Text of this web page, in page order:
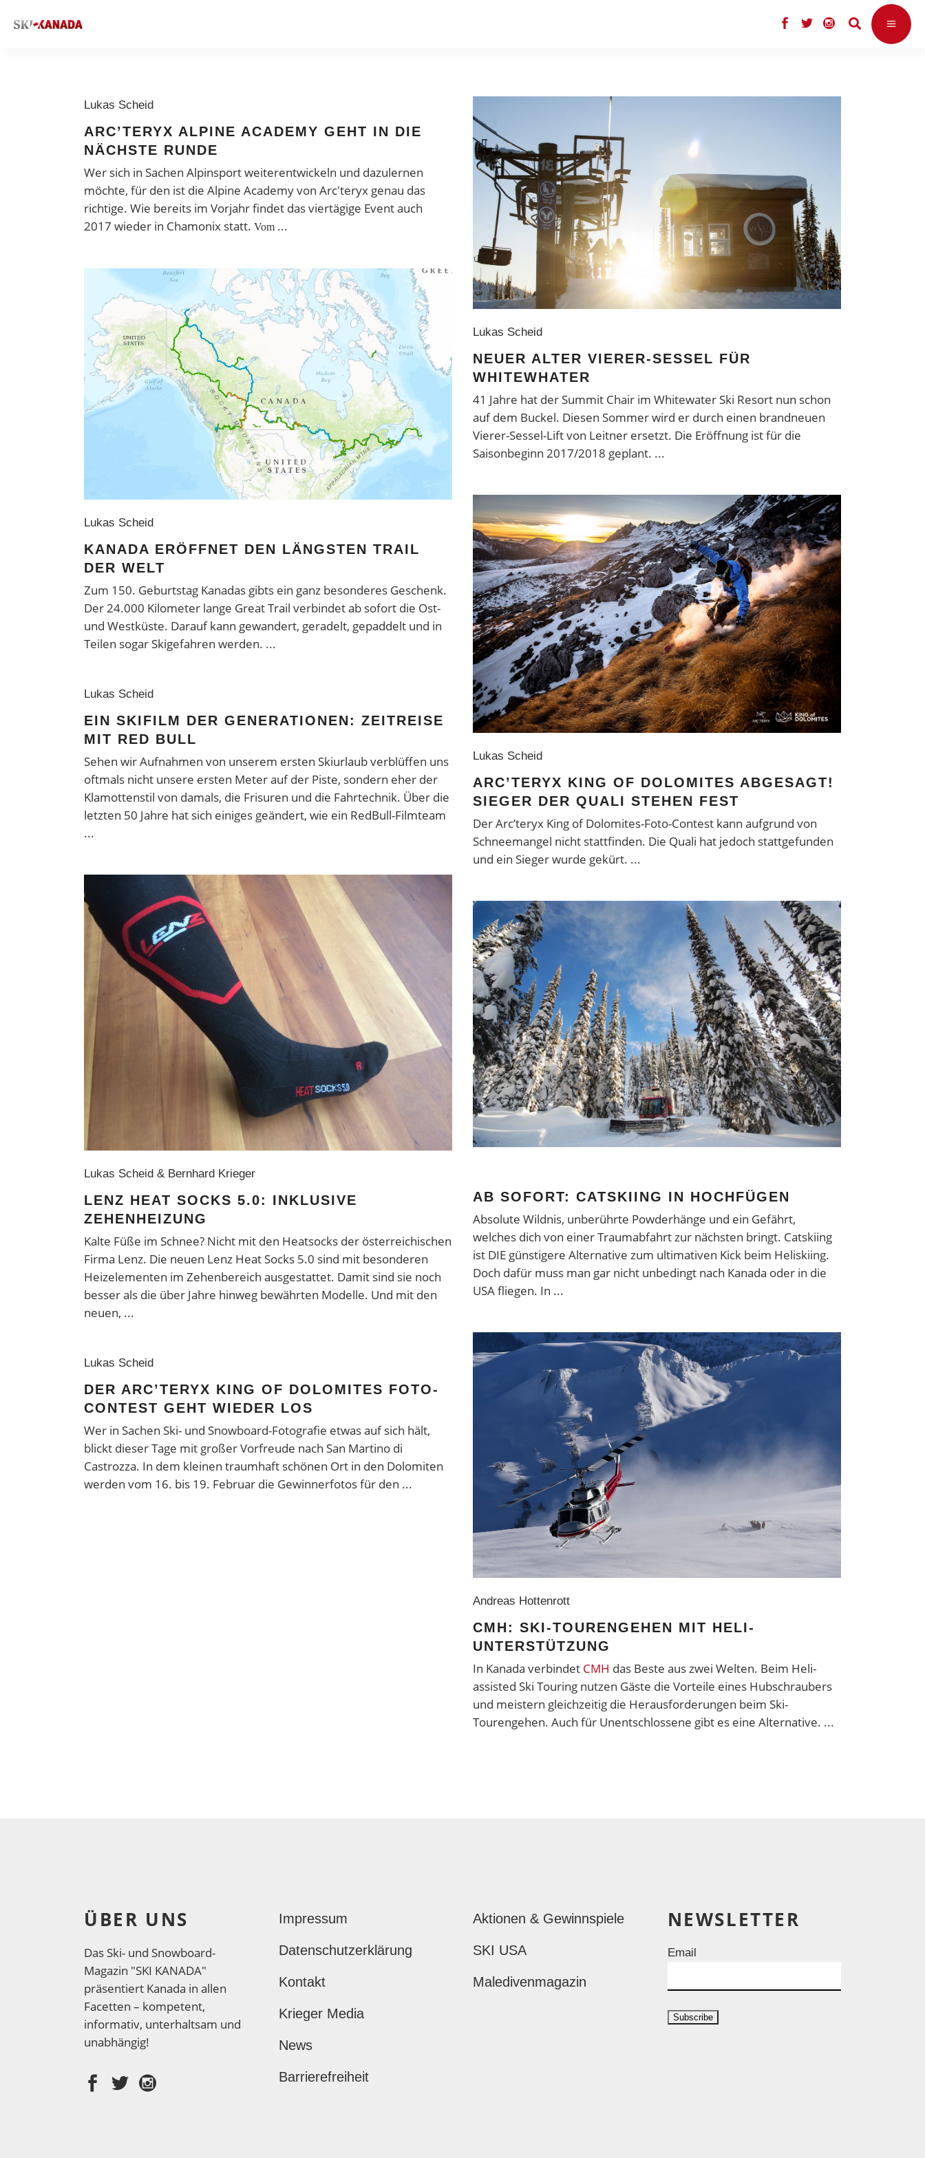
Lukas Scheid
ARC’TERYX ALPINE ACADEMY GEHT IN DIE
NÄCHSTE RUNDE
Wer sich in Sachen Alpinsport weiterentwickeln und dazulernen
möchte, für den ist die Alpine Academy von Arc'teryx genau das
richtige. Wie bereits im Vorjahr findet das viertägige Event auch
2017 wieder in Chamonix statt. Vom
Lukas Scheid
NEUER ALTER VIERER-SESSEL FÜR
WHITEWHATER
41 Jahre hat der Summit Chair im Whitewater Ski Resort nun schon
auf dem Buckel. Diesen Sommer wird er durch einen brandneuen
Vierer-Sessel-Lift von Leitner ersetzt. Die Eröffnung ist für die
Saisonbeginn 2017/2018 geplant.
Lukas Scheid
KANADA ERÖFFNET DEN LÄNGSTEN TRAIL
DER WELT
Zum 150. Geburtstag Kanadas gibts ein ganz besonderes Geschenk.
Der 24.000 Kilometer lange Great Trail verbindet ab sofort die Ost-
und Westküste. Darauf kann gewandert, geradelt, gepaddelt und in
Teilen sogar Skigefahren werden.
Lukas Scheid
ARC’TERYX KING OF DOLOMITES ABGESAGT!
SIEGER DER QUALI STEHEN FEST
Der Arc’teryx King of Dolomites-Foto-Contest kann aufgrund von
Schneemangel nicht stattfinden. Die Quali hat jedoch stattgefunden
und ein Sieger wurde gekürt.
Lukas Scheid
EIN SKIFILM DER GENERATIONEN: ZEITREISE
MIT RED BULL
Sehen wir Aufnahmen von unserem ersten Skiurlaub verblüffen uns
oftmals nicht unsere ersten Meter auf der Piste, sondern eher der
Klamottenstil von damals, die Frisuren und die Fahrtechnik. Über die
letzten 50 Jahre hat sich einiges geändert, wie ein RedBull-Filmteam
Lukas Scheid & Bernhard Krieger
LENZ HEAT SOCKS 5.0: INKLUSIVE
ZEHENHEIZUNG
Kalte Füße im Schnee? Nicht mit den Heatsocks der österreichischen
Firma Lenz. Die neuen Lenz Heat Socks 5.0 sind mit besonderen
Heizelementen im Zehenbereich ausgestattet. Damit sind sie noch
besser als die über Jahre hinweg bewährten Modelle. Und mit den
neuen,
AB SOFORT: CATSKIING IN HOCHFÜGEN
Absolute Wildnis, unberührte Powderhänge und ein Gefährt,
welches dich von einer Traumabfahrt zur nächsten bringt. Catskiing
ist DIE günstigere Alternative zum ultimativen Kick beim Heliskiing.
Doch dafür muss man gar nicht unbedingt nach Kanada oder in die
USA fliegen. In
Andreas Hottenrott
CMH: SKI-TOURENGEHEN MIT HELI-
UNTERSTÜTZUNG
In Kanada verbindet CMH das Beste aus zwei Welten. Beim Heli-
assisted Ski Touring nutzen Gäste die Vorteile eines Hubschraubers
und meistern gleichzeitig die Herausforderungen beim Ski-
Tourengehen. Auch für Unentschlossene gibt es eine Alternative.
Lukas Scheid
DER ARC’TERYX KING OF DOLOMITES FOTO-
CONTEST GEHT WIEDER LOS
Wer in Sachen Ski- und Snowboard-Fotografie etwas auf sich hält,
blickt dieser Tage mit großer Vorfreude nach San Martino di
Castrozza. In dem kleinen traumhaft schönen Ort in den Dolomiten
werden vom 16. bis 19. Februar die Gewinnerfotos für den
ÜBER UNS
Das Ski- und Snowboard-
Magazin "SKI KANADA"
präsentiert Kanada in allen
Facetten – kompetent,
informativ, unterhaltsam und
unabhängig!
Impressum
Datenschutzerklärung
Kontakt
Krieger Media
News
Barrierefreiheit
Aktionen & Gewinnspiele
SKI USA
Maledivenmagazin
NEWSLETTER
Email